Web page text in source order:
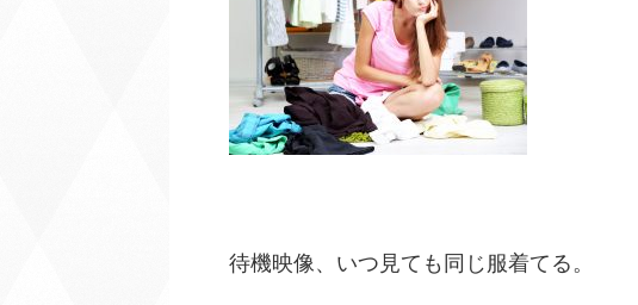
待機映像、いつ見ても同じ服着てる。